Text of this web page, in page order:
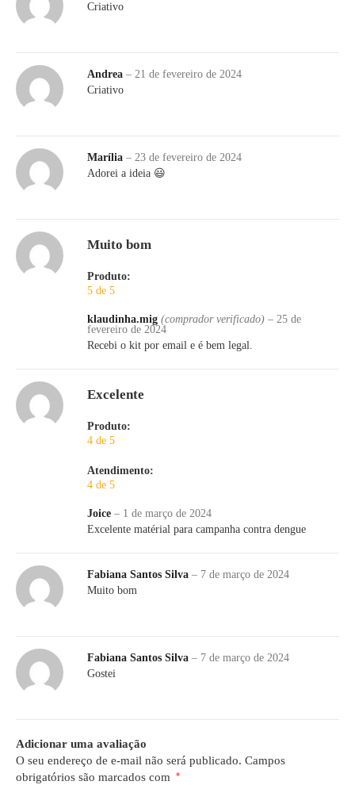
Criativo
Andrea – 21 de fevereiro de 2024
Criativo
Marília – 23 de fevereiro de 2024
Adorei a ideia 😃
Muito bom
Produto:
5 de 5
klaudinha.mig (comprador verificado) – 25 de
fevereiro de 2024
Recebi o kit por email e é bem legal.
Excelente
Produto:
4 de 5
Atendimento:
4 de 5
Joice – 1 de março de 2024
Excelente matérial para campanha contra dengue
Fabiana Santos Silva – 7 de março de 2024
Muito bom
Fabiana Santos Silva – 7 de março de 2024
Gostei
Adicionar uma avaliação
O seu endereço de e-mail não será publicado. Campos
obrigatórios são marcados com
*